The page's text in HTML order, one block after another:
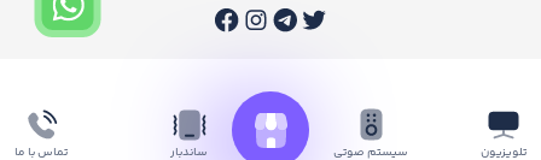
تلویزیون سیستم صوتی ساندبار تماس با ما